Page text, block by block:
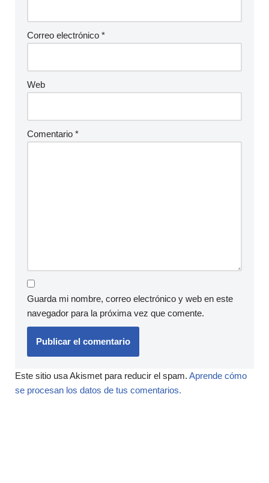
Correo electrónico *
Web
Comentario *
Guarda mi nombre, correo electrónico y web en este
navegador para la próxima vez que comente.
Este sitio usa Akismet para reducir el spam. Aprende cómo
se procesan los datos de tus comentarios.